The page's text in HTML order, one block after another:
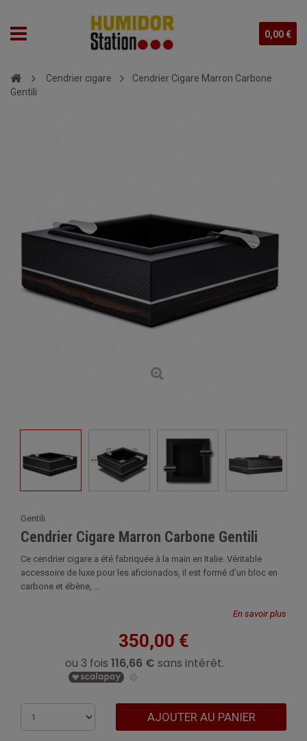
0,00 €
Cendrier cigare
Cendrier Cigare Marron Carbone
Gentili
Gentili
Cendrier Cigare Marron Carbone Gentili
Ce cendrier cigare a été fabriquée à la main en Italie. Véritable
accessoire de luxe pour les aficionados, il est formé d'un bloc en
carbone et ébène, ...
En savoir plus
350,00 €
AJOUTER AU PANIER